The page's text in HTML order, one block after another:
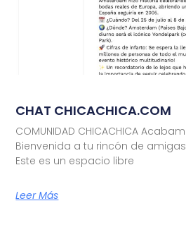
CHAT CHICACHICA.COM
COMUNIDAD CHICACHICA
Bienvenida a tu rincón de
Este es un espacio libre
Leer Más